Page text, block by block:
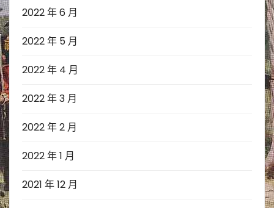
2022 年 6 月
2022 年 5 月
2022 年 4 月
2022 年 3 月
2022 年 2 月
2022 年 1 月
2021 年 12 月